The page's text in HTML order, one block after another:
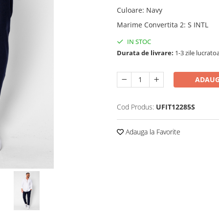
Culoare: Navy
Marime Convertita 2: S INTL
IN STOC
Durata de livrare: 1-3 zile
Cod Produs: UFIT12285S
Adauga la Favorite